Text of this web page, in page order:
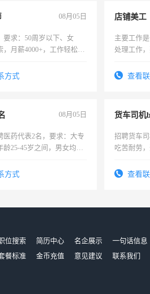
08月05日
要求：50周岁以下、女
，月薪4000+，工作轻松，
方式
店铺美工
主要工作
处理工作
查看
08月05日
医药代表2名，要求：大专
龄25-45岁之间，男女均
资质的优先，底薪+绩效，
方式
货车司机
招聘货车
吃苦耐劳
查看
位搜索 简历中心 名企展示 一句话信息
餐标准
金币充值 意见建议 联系我们